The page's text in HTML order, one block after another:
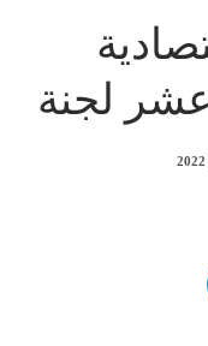
لجنة